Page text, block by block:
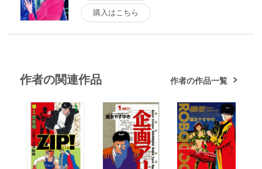
購入はこちら
作者の関連作品 作者の作品一覧